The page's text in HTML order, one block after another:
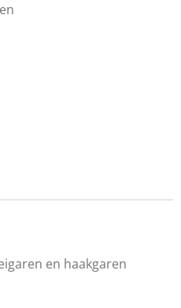
en haakgaren